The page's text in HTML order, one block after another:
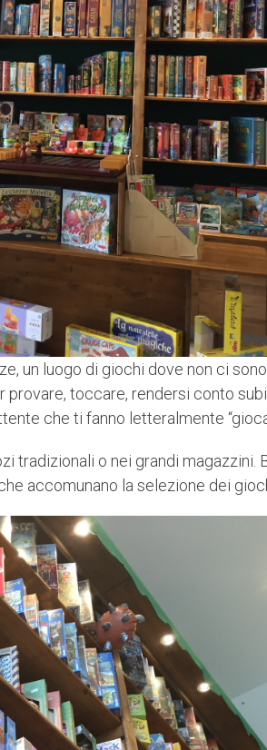
un luogo di giochi dove non ci
toccare, rendersi conto
che ti fanno letteralmente
tradizionali o nei grandi magazzini.
accomunano la selezione dei